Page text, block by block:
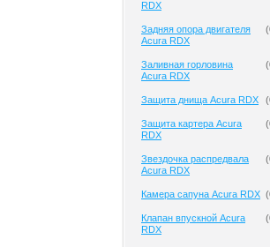
RDX
Задняя опора двигателя
Acura RDX
(
Заливная горловина
Acura RDX
(
Защита днища Acura RDX (
Защита картера Acura
RDX
(
Звездочка распредвала
Acura RDX
(
Камера сапуна Acura RDX (
Клапан впускной Acura
RDX
(